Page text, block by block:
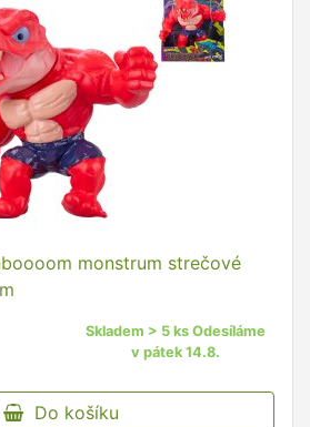
monstrum strečové
Skladem > 5 ks Odesíláme
v pátek 14.8.
Do košíku